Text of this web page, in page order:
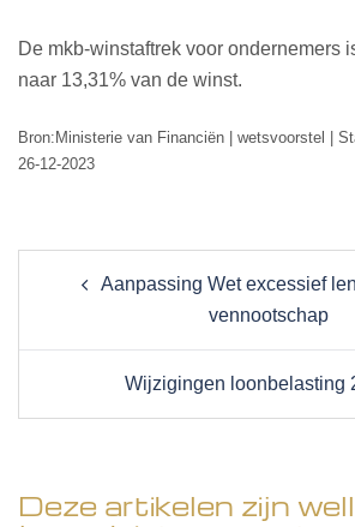
De mkb-winstaftrek voor ondernemers
naar 13,31% van de winst.
Bron:Ministerie van Financiën | wetsvoorstel |
26-12-2023
Post
navigation
Aanpassing Wet excessief
vennootschap
Wijzigingen loonbelasting
Deze artikelen zijn